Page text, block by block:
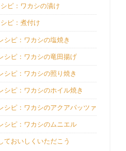
ピ：ワカシの漬け
ピ：煮付け
シピ：ワカシの塩焼き
シピ：ワカシの竜田揚げ
シピ：ワカシの照り焼き
シピ：ワカシのホイル焼き
シピ：ワカシのアクアパッツァ
シピ：ワカシのムニエル
ておいしくいただこう